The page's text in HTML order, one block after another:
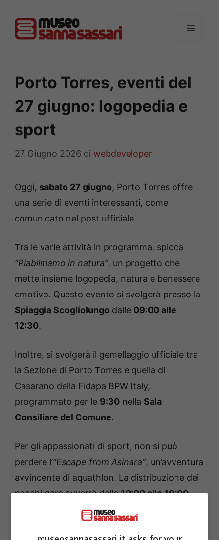
contenuto
MENU
Porto Torres, eventi del
27 giugno: logopedia e
sport
27 Giugno 2026 di webdeveloper
Oggi, sabato 27 giugno, Porto Torres offre
una serie di eventi interessanti, come
comunicato nel post ufficiale.
Tra le varie attività in programma, spicca
“Riabilitiamo in natura”, un progetto che
mette insieme logopedia, natura e benessere
emotivo. Questo evento si svolgerà presso la
Spiaggia Scogliolungo dalle 09:00 alle
12:30.
Inoltre, si svolgerà il gemellaggio ufficiale tra
la Sezione di Porto Torres e quella di
Casarano della Fidapa BPW Italy,
programmato per le 9:30 nella Sala
Consiliare del Comune.
Per gli appassionati di sport, non si può
perdere l’“Escape from Asinara”, un’avventura
avvincente di aquathlon. La distribuzione dei
pacchi gara avverrà dalle10:00 alle 19:00,
seguita da un briefing obbligatorio alle
Torre Aragonese.